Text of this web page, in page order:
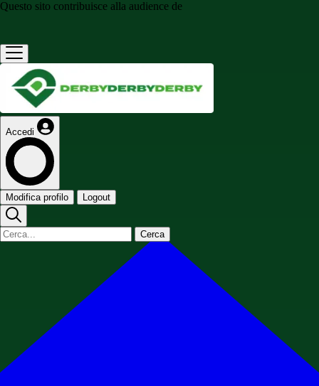
Questo sito contribuisce alla audience de
Accedi
Modifica profilo Logout
Cerca